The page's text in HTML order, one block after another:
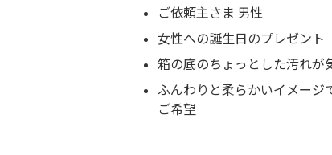
ご依頼主さま 男性
女性への誕生日のプレゼント
箱の底のちょっとした汚れが
ふんわりと柔らかいイメージ
ご希望